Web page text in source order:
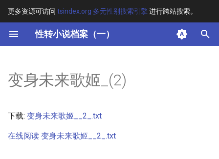
更多资源可访问 tsindex.org 多元性别搜索引擎进行跨站搜索。
性转小说档案（一）
键
开
搜
索
其他信息 [Processed Page
变身未来歌姬_(2)
下载: 变身未来歌姬__2_.txt
在线阅读 变身未来歌姬__2_.txt